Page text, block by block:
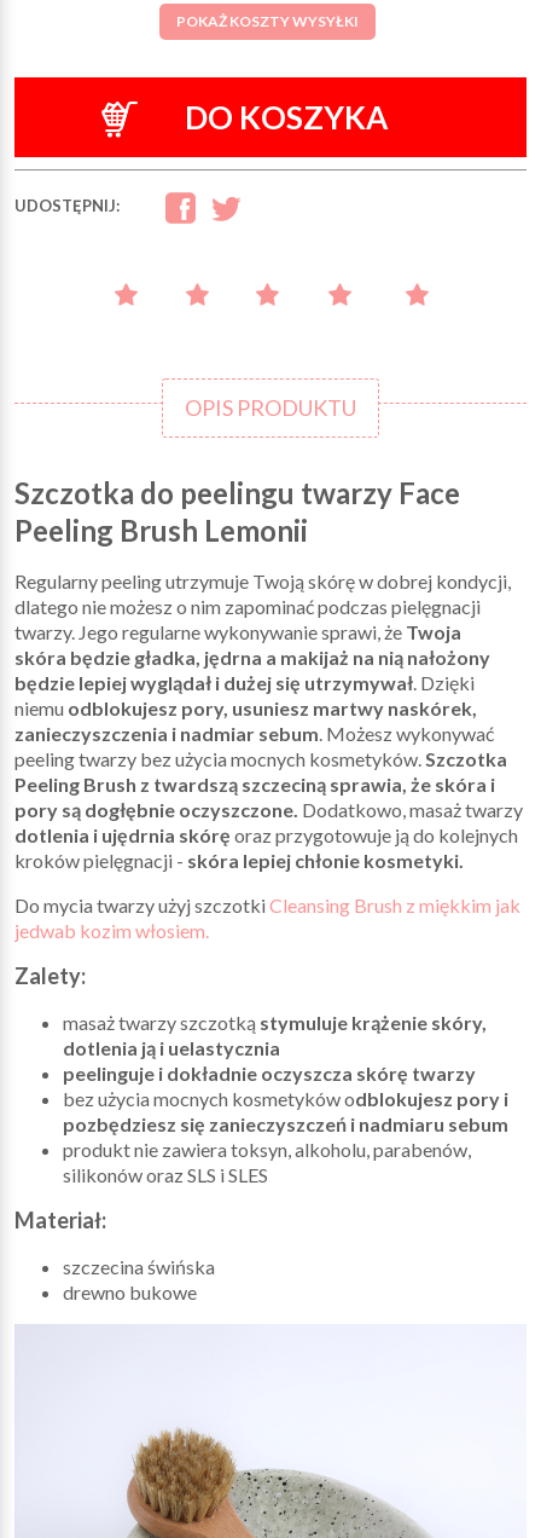
POKAŻ KOSZTY WYSYŁKI
DO KOSZYKA
UDOSTĘPNIJ:
OPIS PRODUKTU
Szczotka do peelingu twarzy Face
Peeling Brush Lemonii
Regularny peeling utrzymuje Twoją skórę w dobrej kondycji,
dlatego nie możesz o nim zapominać podczas pielęgnacji
twarzy. Jego regularne wykonywanie sprawi, że Twoja
skóra będzie gładka, jędrna a makijaż na nią nałożony
będzie lepiej wyglądał i dużej się utrzymywał. Dzięki
niemu odblokujesz pory, usuniesz martwy naskórek,
zanieczyszczenia i nadmiar sebum. Możesz wykonywać
peeling twarzy bez użycia mocnych kosmetyków.Szczotka
Peeling Brush z twardszą szczeciną sprawia, że skóra i
pory są dogłębnie oczyszczone. Dodatkowo, masaż twarzy
dotlenia i ujędrnia skórę oraz przygotowuje ją do kolejnych
kroków pielęgnacji - skóra lepiej chłonie kosmetyki.
Do mycia twarzy użyj szczotki Cleansing Brush z miękkim jak
jedwab kozim włosiem.
Zalety:
masaż twarzy szczotką stymuluje krążenie skóry,
dotlenia ją i uelastycznia
peelinguje i dokładnie oczyszcza skórę twarzy
bez użycia mocnych kosmetyków odblokujesz pory i
pozbędziesz się zanieczyszczeń i nadmiaru sebum
produkt nie zawiera toksyn, alkoholu, parabenów,
silikonów oraz SLS i SLES
Materiał:
szczecina świńska
drewno bukowe